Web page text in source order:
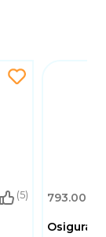
(5)